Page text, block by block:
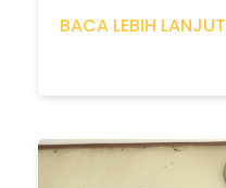
BACA LEBIH LANJUT